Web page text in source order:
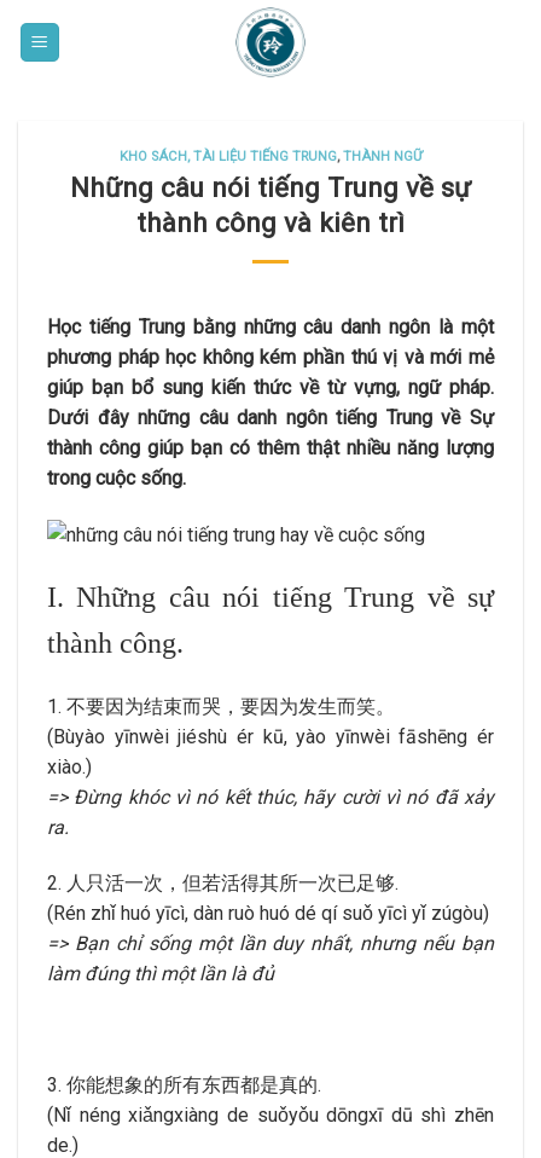
KHO SÁCH, TÀI LIỆU TIẾNG TRUNG,THÀNH NGỮ
Những câu nói tiếng Trung về sự
thành công và kiên trì
Học tiếng Trung bằng những câu danh ngôn là một
phương pháp học không kém phần thú vị và mới mẻ
giúp bạn bổ sung kiến thức về từ vựng, ngữ pháp.
Dưới đây những câu danh ngôn tiếng Trung về Sự
thành công giúp bạn có thêm thật nhiều năng lượng
trong cuộc sống.
I. Những câu nói tiếng Trung về sự
thành công.
1. 不要因为结束而哭，要因为发生而笑。
(Bùyào yīnwèi jiéshù ér kū, yào yīnwèi fāshēng ér
xiào.)
=> Đừng khóc vì nó kết thúc, hãy cười vì nó đã xảy
ra.
2. 人只活一次，但若活得其所一次已足够.
(Rén zhǐ huó yīcì, dàn ruò huó dé qí suǒ yīcì yǐ zúgòu)
=> Bạn chỉ sống một lần duy nhất, nhưng nếu bạn
làm đúng thì một lần là đủ
3. 你能想象的所有东西都是真的.
(Nǐ néng xiǎngxiàng de suǒyǒu dōngxī dū shì zhēn
de.)